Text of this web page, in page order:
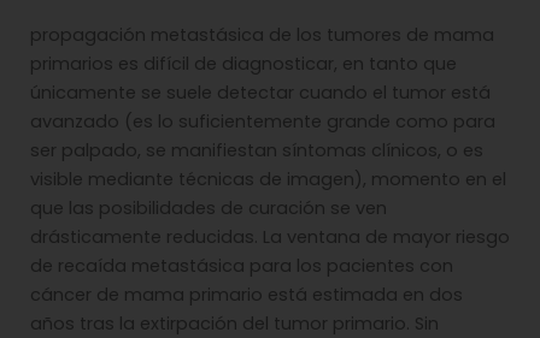
propagación metastásica de los tumores de mama
primarios es difícil de diagnosticar, en tanto que
únicamente se suele detectar cuando el tumor está
avanzado (es lo suficientemente grande como para
ser palpado, se manifiestan síntomas clínicos, o es
visible mediante técnicas de imagen), momento en el
que las posibilidades de curación se ven
drásticamente reducidas. La ventana de mayor riesgo
de recaída metastásica para los pacientes con
cáncer de mama primario está estimada en dos
años tras la extirpación del tumor primario. Sin